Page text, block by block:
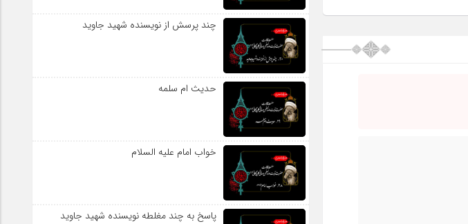
چند پرسش از نویسنده شهید جاوید
حدیث ام سلمه
خواب امام علیه السلام
پاسخ به چند مغلطه نویسنده شهید جاوید